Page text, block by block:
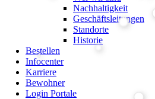
Nachhaltigkeit
Geschäftsleitungen
Standorte
Historie
Bestellen
Infocenter
Karriere
Bewohner
Login Portale